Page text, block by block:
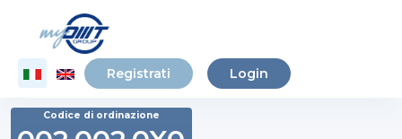
Registrati Login
Codice di ordinazione